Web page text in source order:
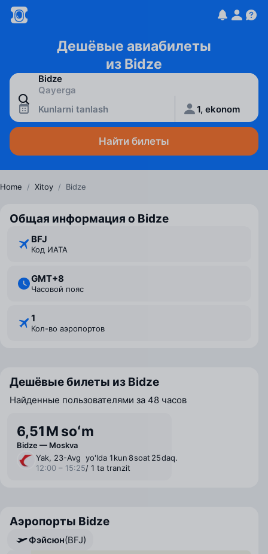
Дешёвые авиабилеты
из Bidze
Kunlarni tanlash 1, ekonom
Найти билеты
Home / Xitoy / Bidze
Общая информация о Bidze
BFJ
Код ИАТА
GMT+8
Часовой пояс
1
Кол-во аэропортов
Дешёвые билеты из Bidze
Найденные пользователями за 48 часов
6,51 M soʻm
Bidze — Moskva
Yak, 23-Avg
12:00 – 15:25
yo'lda 1 ⁠kun 8 ⁠soat 25 ⁠daq.
/ 1 ta tranzit
Аэропорты Bidze
Фэйсюн(BFJ)